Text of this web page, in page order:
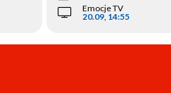
Emocje TV
20.09, 14:55